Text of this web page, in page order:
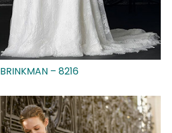
BRINKMAN – 8216